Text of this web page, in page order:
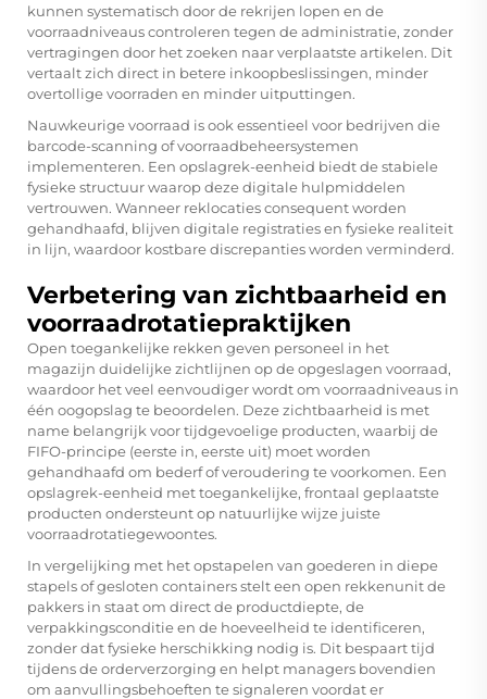
kunnen systematisch door de rekrijen lopen en de
voorraadniveaus controleren tegen de administratie, zonder
vertragingen door het zoeken naar verplaatste artikelen. Dit
vertaalt zich direct in betere inkoopbeslissingen, minder
overtollige voorraden en minder uitputtingen.
Nauwkeurige voorraad is ook essentieel voor bedrijven die
barcode-scanning of voorraadbeheersystemen
implementeren. Een opslagrek-eenheid biedt de stabiele
fysieke structuur waarop deze digitale hulpmiddelen
vertrouwen. Wanneer reklocaties consequent worden
gehandhaafd, blijven digitale registraties en fysieke realiteit
in lijn, waardoor kostbare discrepanties worden verminderd.
Verbetering van zichtbaarheid en
voorraadrotatiepraktijken
Open toegankelijke rekken geven personeel in het
magazijn duidelijke zichtlijnen op de opgeslagen voorraad,
waardoor het veel eenvoudiger wordt om voorraadniveaus in
één oogopslag te beoordelen. Deze zichtbaarheid is met
name belangrijk voor tijdgevoelige producten, waarbij de
FIFO-principe (eerste in, eerste uit) moet worden
gehandhaafd om bederf of veroudering te voorkomen. Een
opslagrek-eenheid met toegankelijke, frontaal geplaatste
producten ondersteunt op natuurlijke wijze juiste
voorraadrotatiegewoontes.
In vergelijking met het opstapelen van goederen in diepe
stapels of gesloten containers stelt een open rekkenunit de
pakkers in staat om direct de productdiepte, de
verpakkingsconditie en de hoeveelheid te identificeren,
zonder dat fysieke herschikking nodig is. Dit bespaart tijd
tijdens de orderverzorging en helpt managers bovendien
om aanvullingsbehoeften te signaleren voordat er